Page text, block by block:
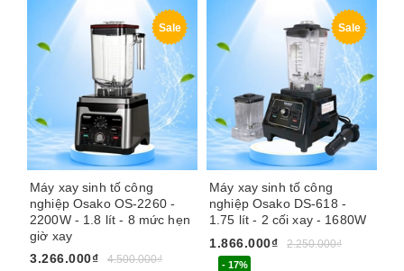
Sale
Máy xay sinh tố công
nghiệp Osako OS-2260 -
2200W - 1.8 lít - 8 mức hẹn
giờ xay
3.266.000₫
4.500.000₫
Sale
Máy xay sinh tố công
nghiệp Osako DS-618 -
1.75 lít - 2 cối xay - 1680W
1.866.000₫
2.250.000₫
- 17%